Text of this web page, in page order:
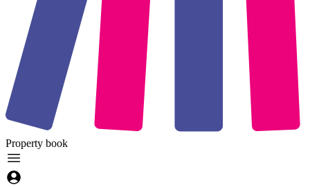
Property book